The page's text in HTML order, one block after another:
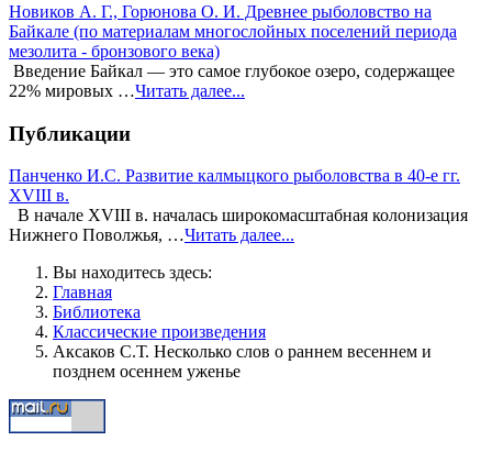
Новиков А. Г., Горюнова О. И. Древнее рыболовство на
Байкале (по материалам многослойных поселений периода
мезолита - бронзового века)
Введение Байкал — это самое глубокое озеро, содержащее
22% мировых …Читать далее...
Публикации
Панченко И.С. Развитие калмыцкого рыболовства в 40-е гг.
XVIII в.
В начале XVIII в. началась широкомасштабная колонизация
Нижнего Поволжья, …Читать далее...
Вы находитесь здесь:
Главная
Библиотека
Классические произведения
Аксаков С.Т. Несколько слов о раннем весеннем и
позднем осеннем уженье